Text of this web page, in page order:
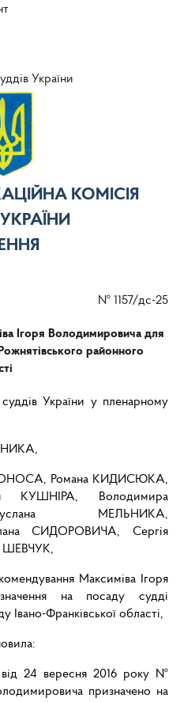
України
КОМІСІЯ
№ 1157/дс-25
Ігоря Володимировича для
районного
суддів України у пленарному
Романа КИДИСЮКА,
КУШНІРА, Володимира
МЕЛЬНИКА,
СИДОРОВИЧА, Сергія
ШЕВЧУК,
Максиміва Ігоря
на посаду судді
Івано-Франківської області,
від 24 вересня 2016 року №
призначено на